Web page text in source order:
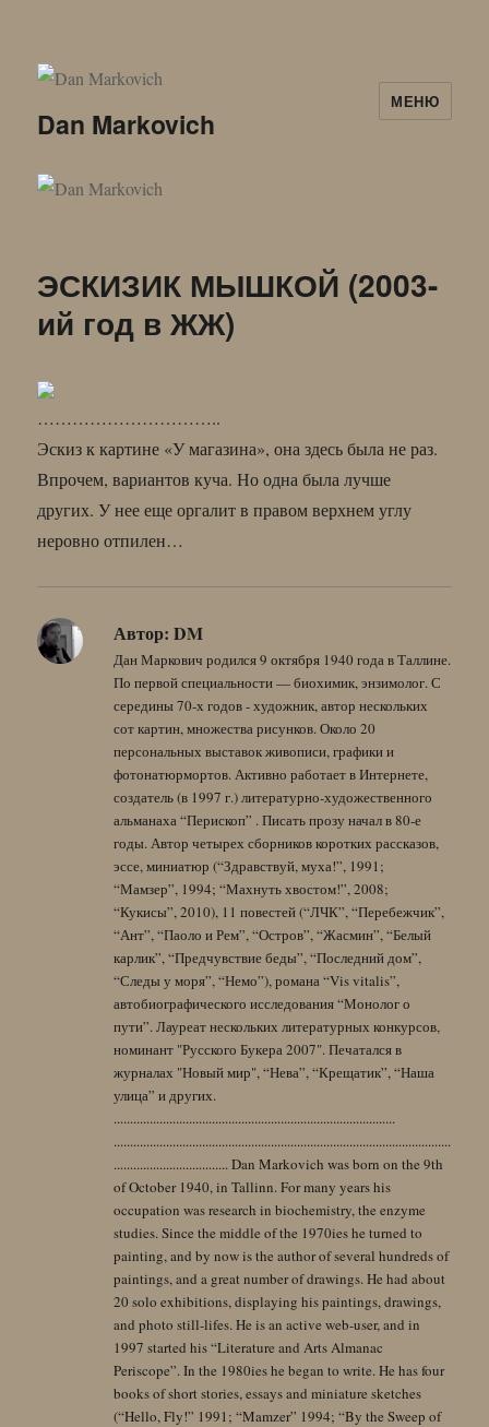
Dan Markovich
МЕНЮ
ЭСКИЗИК МЫШКОЙ (2003-
ий год в ЖЖ)
…………………………..
Эскиз к картине «У магазина», она здесь была не раз.
Впрочем, вариантов куча. Но одна была лучше
других. У нее еще оргалит в правом верхнем углу
неровно отпилен…
Автор: DM
Дан Маркович родился 9 октября 1940 года в Таллине.
По первой специальности — биохимик, энзимолог. С
середины 70-х годов - художник, автор нескольких
сот картин, множества рисунков. Около 20
персональных выставок живописи, графики и
фотонатюрмортов. Активно работает в Интернете,
создатель (в 1997 г.) литературно-художественного
альманаха “Перископ” . Писать прозу начал в 80-е
годы. Автор четырех сборников коротких рассказов,
эссе, миниатюр (“Здравствуй, муха!”, 1991;
“Мамзер”, 1994; “Махнуть хвостом!”, 2008;
“Кукисы”, 2010), 11 повестей (“ЛЧК”, “Перебежчик”,
“Ант”, “Паоло и Рем”, “Остров”, “Жасмин”, “Белый
карлик”, “Предчувствие беды”, “Последний дом”,
“Следы у моря”, “Немо”), романа “Vis vitalis”,
автобиографического исследования “Монолог о
пути”. Лауреат нескольких литературных конкурсов,
номинант "Русского Букера 2007". Печатался в
журналах "Новый мир", “Нева”, “Крещатик”, “Наша
улица” и других.
......................................................................................
.......................................................................................................
................................... Dan Markovich was born on the 9th
of October 1940, in Tallinn. For many years his
occupation was research in biochemistry, the enzyme
studies. Since the middle of the 1970ies he turned to
painting, and by now is the author of several hundreds of
paintings, and a great number of drawings. He had about
20 solo exhibitions, displaying his paintings, drawings,
and photo still-lifes. He is an active web-user, and in
1997 started his “Literature and Arts Almanac
Periscope”. In the 1980ies he began to write. He has four
books of short stories, essays and miniature sketches
(“Hello, Fly!” 1991; “Mamzer” 1994; “By the Sweep of